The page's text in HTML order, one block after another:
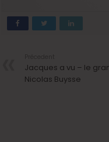
Jacques a vu – le
Nicolas Buysse